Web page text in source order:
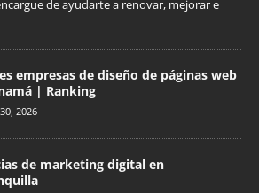
de ayudarte a renovar, mejorar e
empresas de diseño de páginas web
| Ranking
2026
de marketing digital en